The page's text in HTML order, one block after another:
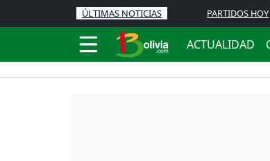
ÚLTIMAS NOTICIAS PARTIDOS HOY
ACTUALIDAD